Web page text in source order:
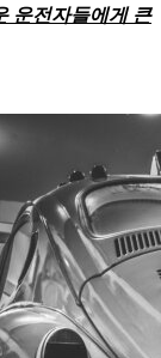
운전자들에게 큰